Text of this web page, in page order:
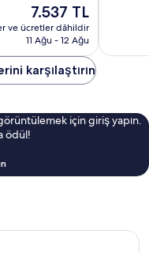
Güncel
fiyat:
7.537 TL
7.537 TL
ve ücretler dâhildir
11 Ağu - 12 Ağu
karşılaştırın
için giriş yapın.
ödül!